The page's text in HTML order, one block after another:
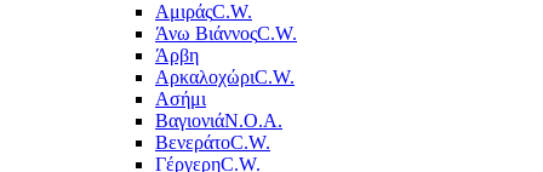
ΑμιράςC.W.
Άνω ΒιάννοςC.W.
Άρβη
ΑρκαλοχώριC.W.
Ασήμι
ΒαγιονιάΝ.Ο.Α.
ΒενεράτοC.W.
ΓέργερηC.W.